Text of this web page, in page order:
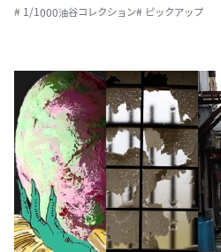
# 1/1000油谷コレクション# ピックアップ